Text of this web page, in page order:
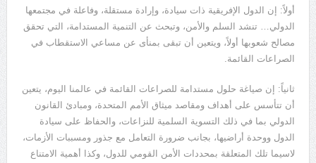
أولاً: إن الدول الإفريقية ذات سيادة، وإرادة مستقلة، وفاعلة في مجتمعها
الدولي… تنشد السلم والأمن، وتبحث عن التنمية المستدامة، التي تحقق
مصالح شعوبها أولاً، ويتعين أن تبقى بمنأى عن مساعي الاستقطاب في
الصراعات القائمة.
ثانياً: إن صياغة حلول مستدامة للصراعات القائمة في عالمنا اليوم، يتعين
أن تتأسس على أهداف ومقاصد ميثاق الأمم المتحدة، ومبادئ القانون
الدولي بما في ذلك التسوية السلمية للنزاعات، والحفاظ على سيادة
الدول ووحدة أراضيها، بجانب ضرورة التعامل مع جذور ومسببات الأزمات،
لاسيما تلك المتعلقة بمحددات الأمن القومي للدول، وكذا أهمية الامتناع